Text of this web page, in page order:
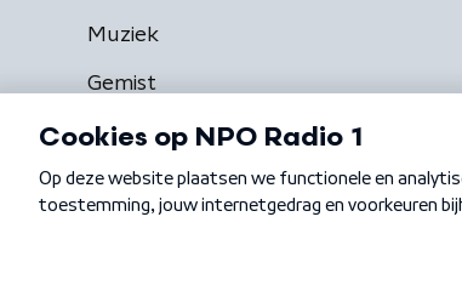
Muziek
Gemist
Algemene voorwaarden Privacybeleid